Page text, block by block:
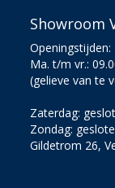
Showroom
Openingstijden:
Ma. t/m vr.:
(gelieve van te
Zaterdag:
Zondag:
Gildetrom 26,